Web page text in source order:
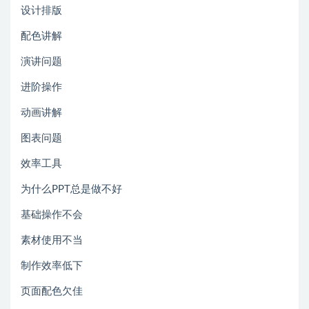
设计排版
配色讲解
演讲问题
进阶操作
动画讲解
图表问题
效率工具
为什么PPT总是做不好
基础操作不会
素材使用不当
制作效率低下
页面配色欠佳